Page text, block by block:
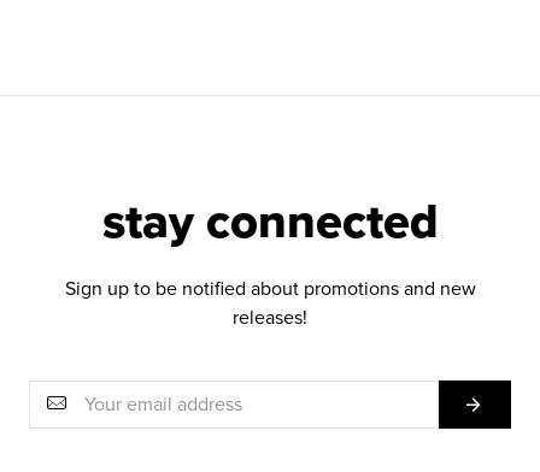
stay connected
Sign up to be notified about promotions and new
releases!